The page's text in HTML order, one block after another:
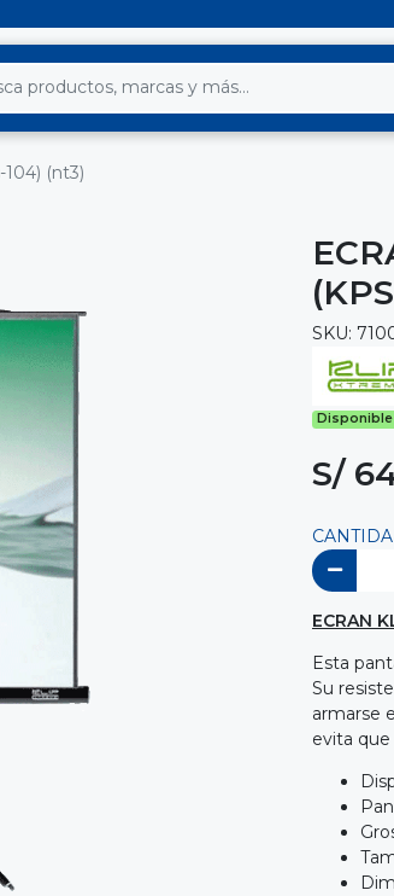
(nt3)
SKU:
Disponible
S/
ECRAN
Esta
Su
armarse
evita